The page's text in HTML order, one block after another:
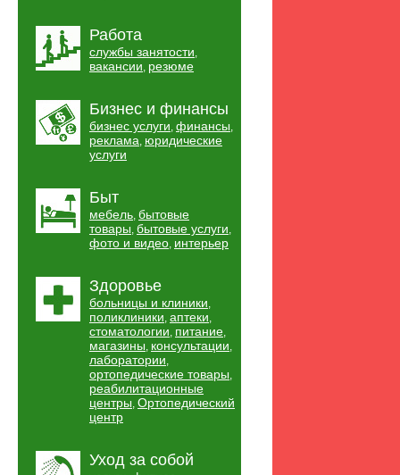
Работа
службы занятости,
вакансии, резюме
Бизнес и финансы
бизнес услуги, финансы,
реклама, юридические
услуги
Быт
мебель, бытовые
товары, бытовые услуги,
фото и видео, интерьер
Здоровье
больницы и клиники,
поликлиники, аптеки,
стоматологии, питание,
магазины, консультации,
лаборатории,
ортопедические товары,
реабилитационные
центры, Ортопедический
центр
Уход за собой